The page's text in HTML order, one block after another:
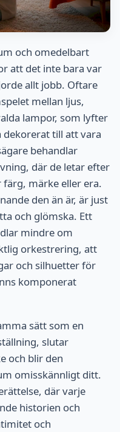
och omedelbart
att det inte bara var
allt jobb. Oftare
mellan ljus,
lampor, som lyfter
till att vara
behandlar
där de letar efter
märke eller era.
den än är, är just
och glömska. Ett
mindre om
orkestrering, att
och silhuetter för
komponerat
sätt som en
slutar
och blir den
omisskännligt ditt.
där varje
historien och
och